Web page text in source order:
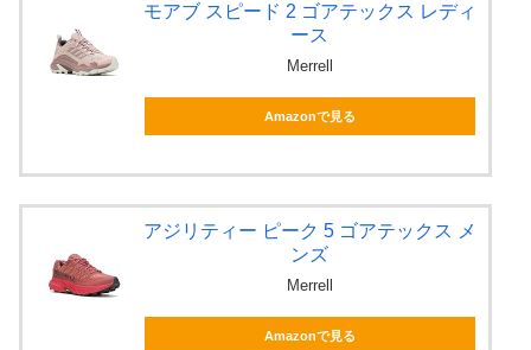
モアブ スピード 2 ゴアテックス レディ
ース
Merrell
Amazonで見る
アジリティー ピーク 5 ゴアテックス メ
ンズ
Merrell
Amazonで見る